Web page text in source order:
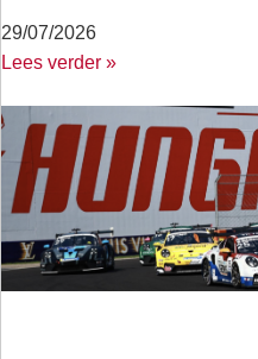
29/07/2026
Lees verder »